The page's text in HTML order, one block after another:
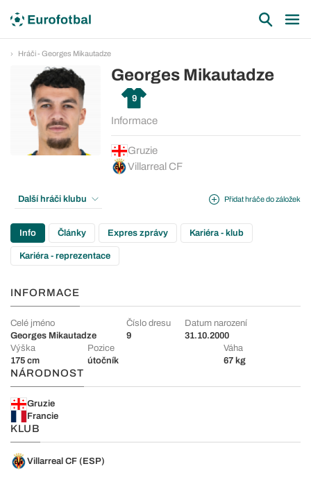
Hráči - Georges Mikautadze
Georges Mikautadze
9
Informace
Gruzie
Villarreal CF
Přidat hráče do záložek
Další hráči klubu
Info Články Expres zprávy Kariéra - klub
Kariéra - reprezentace
INFORMACE
Celé jméno
Georges Mikautadze
Číslo dresu
9
Datum narození
31.10.2000
Výška
175 cm
Pozice
útočník
Váha
67 kg
NÁRODNOST
Gruzie
Francie
KLUB
Villarreal CF (ESP)